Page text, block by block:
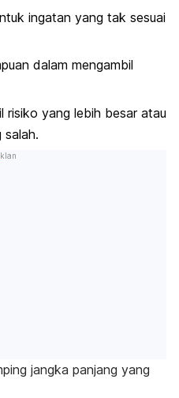
ingatan yang tak sesuai
dalam mengambil
risiko yang lebih besar atau
salah.
jangka panjang yang